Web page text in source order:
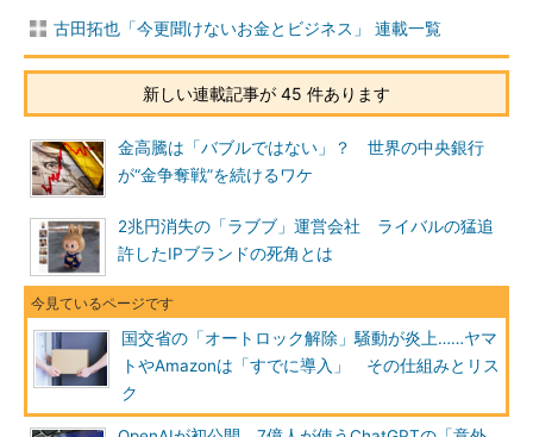
古田拓也「今更聞けないお金とビジネス」 連載一覧
新しい連載記事が 45 件あります
金高騰は「バブルではない」？ 世界の中央銀行
が“金争奪戦”を続けるワケ
2兆円消失の「ラブブ」運営会社 ライバルの猛追
許したIPブランドの死角とは
国交省の「オートロック解除」騒動が炎上……ヤマ
トやAmazonは「すでに導入」 その仕組みとリス
ク